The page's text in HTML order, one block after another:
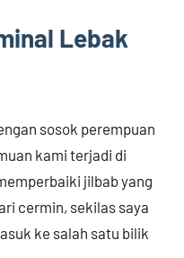
Lebak
sosok perempuan
kami terjadi di
jilbab yang
cermin, sekilas saya
ke salah satu bilik